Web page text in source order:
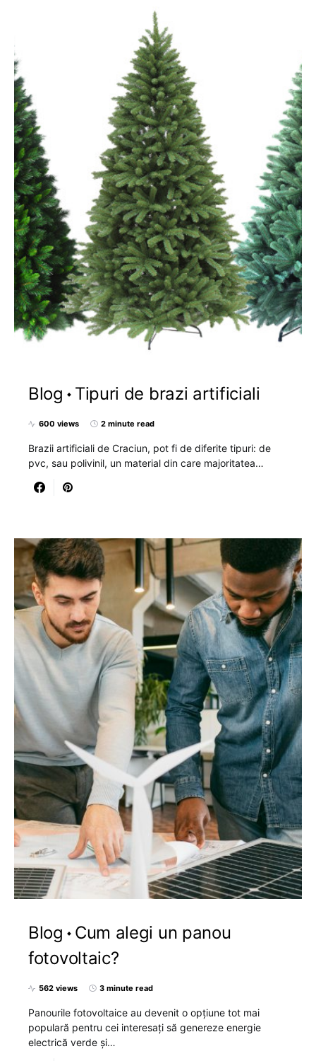
Blog Tipuri de brazi artificiali
600 views 2 minute read
Brazii artificiali de Craciun, pot fi de diferite tipuri: de
pvc, sau polivinil, un material din care majoritatea…
Blog
Cum alegi un panou
fotovoltaic?
562 views 3 minute read
Panourile fotovoltaice au devenit o opțiune tot mai
populară pentru cei interesați să genereze energie
electrică verde și…